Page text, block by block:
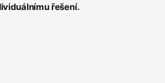
řešení.